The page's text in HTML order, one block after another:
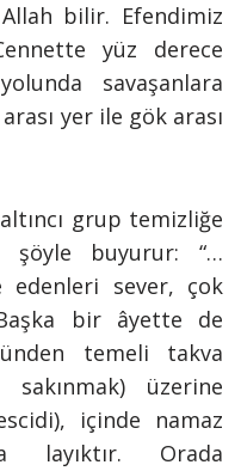
Allah bilir. Efendimiz
yüz derece
savaşanlara
yer ile gök arası
grup temizliğe
şöyle buyurur: “…
edenleri sever, çok
bir âyette de
temeli takva
sakınmak) üzerine
içinde namaz
layıktır. Orada